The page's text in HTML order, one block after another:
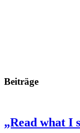
Beiträge
„Read what I